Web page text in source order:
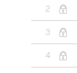
2
3
4